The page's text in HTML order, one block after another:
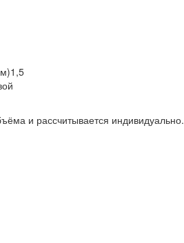
1,5
и рассчитывается индивидуально.